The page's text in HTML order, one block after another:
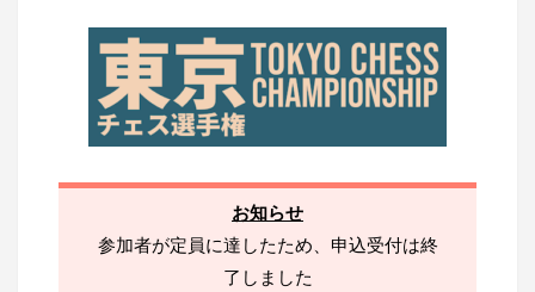
お知らせ
参加者が定員に達したため、申込受付は終
了しました